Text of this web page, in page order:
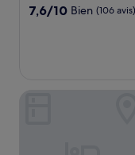
7.6
7,6/10 Bien (106 avis)